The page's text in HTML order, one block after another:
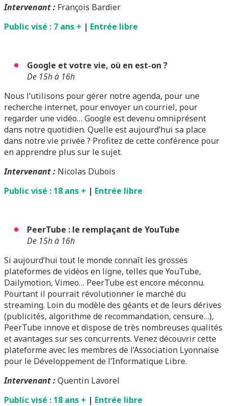
Intervenant : François Bardier
Public visé : 7 ans + | Entrée libre
Google et votre vie, où en est-on ?
De 15h à 16h
Nous l’utilisons pour gérer notre agenda, pour une
recherche internet, pour envoyer un courriel, pour
regarder une vidéo… Google est devenu omniprésent
dans notre quotidien. Quelle est aujourd’hui sa place
dans notre vie privée ? Profitez de cette conférence pour
en apprendre plus sur le sujet.
Intervenant : Nicolas Dubois
Public visé : 18 ans + | Entrée libre
PeerTube : le remplaçant de YouTube
De 15h à 16h
Si aujourd’hui tout le monde connaît les grosses
plateformes de vidéos en ligne, telles que YouTube,
Dailymotion, Vimeo… PeerTube est encore méconnu.
Pourtant il pourrait révolutionner le marché du
streaming. Loin du modèle des géants et de leurs dérives
(publicités, algorithme de recommandation, censure…),
PeerTube innove et dispose de très nombreuses qualités
et avantages sur ses concurrents. Venez découvrir cette
plateforme avec les membres de l’Association Lyonnaise
pour le Développement de l’Informatique Libre.
Intervenant:Quentin Lavorel
Public visé : 18 ans + | Entrée libre